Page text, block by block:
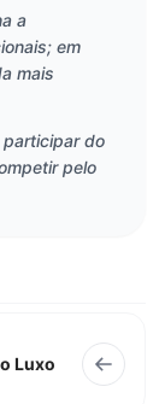
a
em
mais
participar do
pelo
Luxo